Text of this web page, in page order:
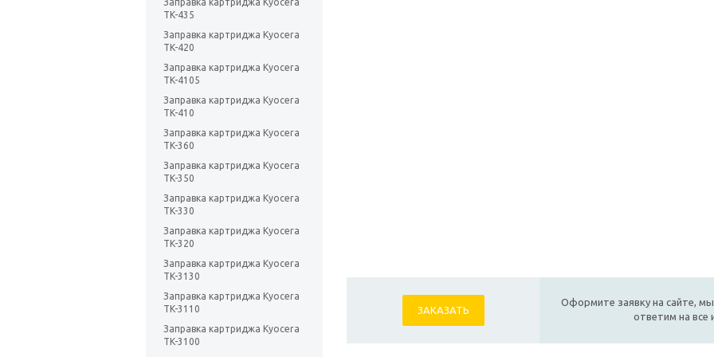
Заправка картриджа Kyocera
TK-435
Заправка картриджа Kyocera
TK-420
Заправка картриджа Kyocera
TK-4105
Заправка картриджа Kyocera
TK-410
Заправка картриджа Kyocera
TK-360
Заправка картриджа Kyocera
TK-350
Заправка картриджа Kyocera
TK-330
Заправка картриджа Kyocera
TK-320
Заправка картриджа Kyocera
TK-3130
Заправка картриджа Kyocera
TK-3110
Заправка картриджа Kyocera
TK-3100
ЗАКАЗАТЬ
Оформите заявку на сайте,
ответим на все